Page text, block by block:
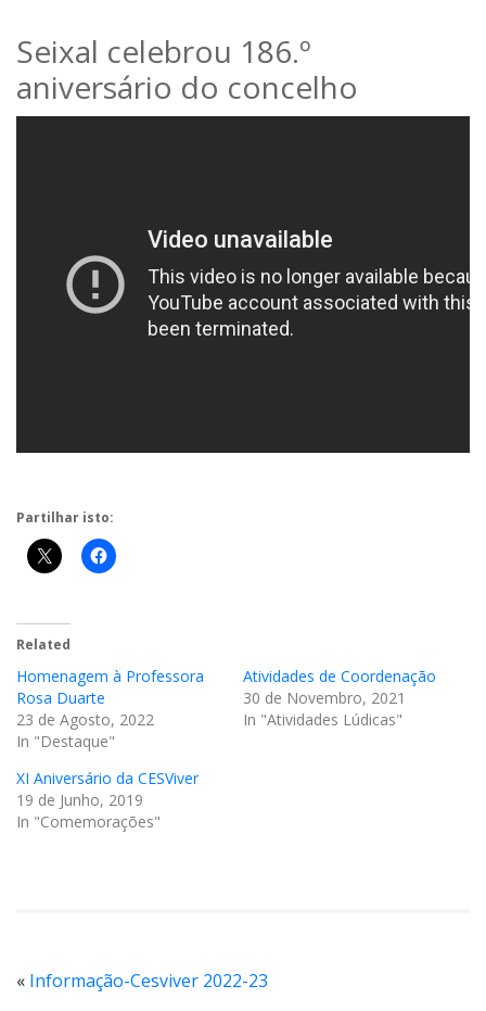
Seixal celebrou 186.º
aniversário do concelho
Partilhar isto:
Related
Homenagem à Professora
Rosa Duarte
23 de Agosto, 2022
In "Destaque"
Atividades de Coordenação
30 de Novembro, 2021
In "Atividades Lúdicas"
XI Aniversário da CESViver
19 de Junho, 2019
In "Comemorações"
« Informação-Cesviver 2022-23